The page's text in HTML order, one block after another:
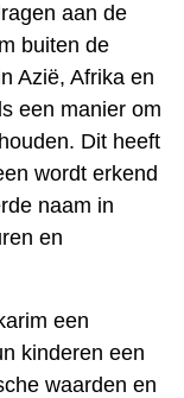
aan de
buiten de
Azië, Afrika en
een manier om
Dit heeft
wordt erkend
naam in
en
een
kinderen een
waarden en